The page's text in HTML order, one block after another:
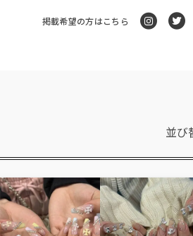
掲載希望の方はこちら
並び